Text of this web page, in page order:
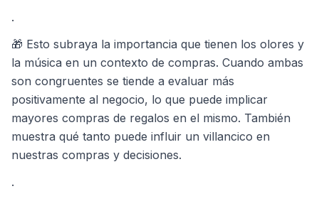
.
🎁 Esto subraya la importancia que tienen los olores y
la música en un contexto de compras. Cuando ambas
son congruentes se tiende a evaluar más
positivamente al negocio, lo que puede implicar
mayores compras de regalos en el mismo. También
muestra qué tanto puede influir un villancico en
nuestras compras y decisiones.
.